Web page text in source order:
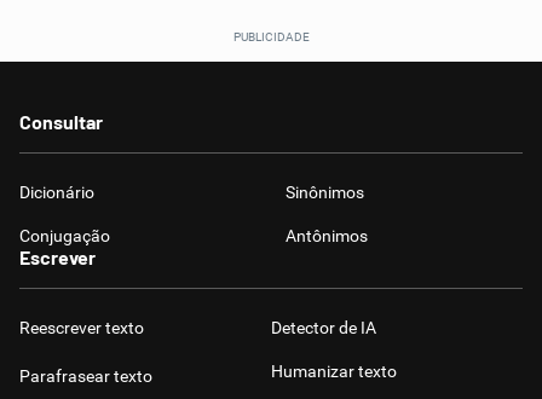
Consultar
Dicionário Sinônimos
Conjugação Antônimos
Escrever
Reescrever texto
Parafrasear texto
Detector de IA
Humanizar texto